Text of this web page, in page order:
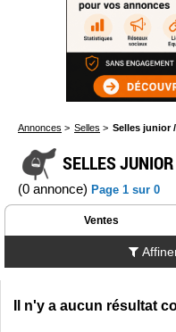
Annonces > Selles > Selles junior
SELLES
(0 annonce) Page 1 sur 0
Ventes
Il n'y a aucun résultat